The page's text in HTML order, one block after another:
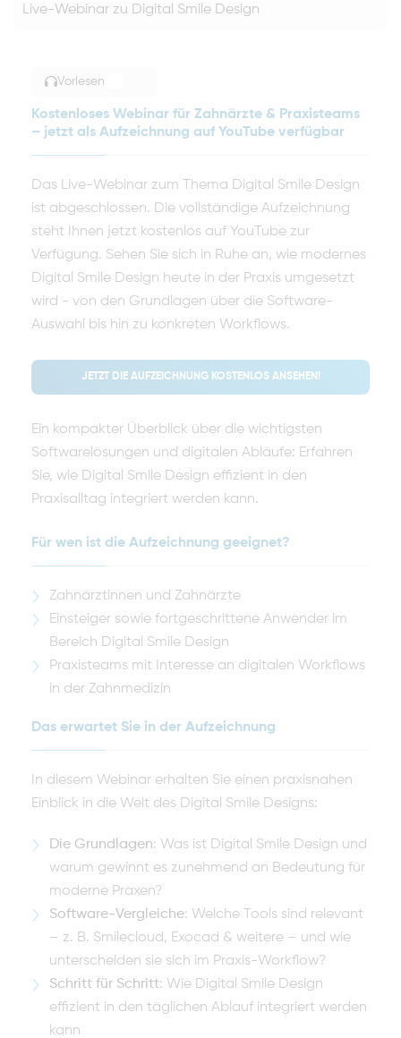
Live-Webinar zu Digital Smile Design
Vorlesen
Kostenloses Webinar für Zahnärzte & Praxisteams
– jetzt als Aufzeichnung auf YouTube verfügbar
Das Live-Webinar zum Thema Digital Smile Design
ist abgeschlossen. Die vollständige Aufzeichnung
steht Ihnen jetzt kostenlos auf YouTube zur
Verfügung. Sehen Sie sich in Ruhe an, wie modernes
Digital Smile Design heute in der Praxis umgesetzt
wird - von den Grundlagen über die Software-
Auswahl bis hin zu konkreten Workflows.
JETZT DIE AUFZEICHNUNG KOSTENLOS ANSEHEN!
Ein kompakter Überblick über die wichtigsten
Softwarelösungen und digitalen Abläufe: Erfahren
Sie, wie Digital Smile Design effizient in den
Praxisalltag integriert werden kann.
Für wen ist die Aufzeichnung geeignet?
Zahnärztinnen und Zahnärzte
Einsteiger sowie fortgeschrittene Anwender im
Bereich Digital Smile Design
Praxisteams mit Interesse an digitalen Workflows
in der Zahnmedizin
Das erwartet Sie in der Aufzeichnung
In diesem Webinar erhalten Sie einen praxisnahen
Einblick in die Welt des Digital Smile Designs:
Die Grundlagen: Was ist Digital Smile Design und
warum gewinnt es zunehmend an Bedeutung für
moderne Praxen?
Software-Vergleiche: Welche Tools sind relevant
– z. B. Smilecloud, Exocad & weitere – und wie
unterscheiden sie sich im Praxis-Workflow?
Schritt für Schritt: Wie Digital Smile Design
effizient in den täglichen Ablauf integriert werden
kann